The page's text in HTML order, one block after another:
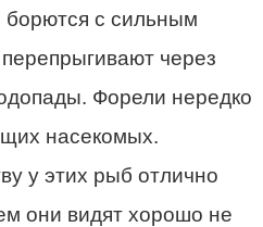
борются с сильным
через
Форели нередко
насекомых.
у этих рыб отлично
они видят хорошо не